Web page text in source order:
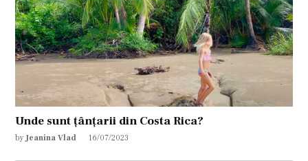
Unde sunt țânțarii din Costa Rica?
by Jeanina Vlad 16/07/2023